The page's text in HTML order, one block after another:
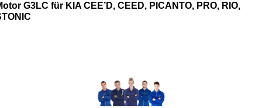
G3LC für KIA CEE’D, CEED, PICANTO, PRO, RIO,